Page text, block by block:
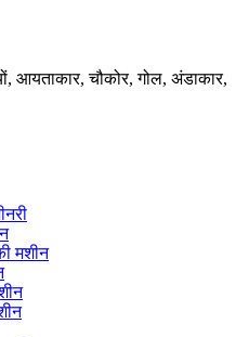
आयताकार, चौकोर, गोल, अंडाकार,
मशीन